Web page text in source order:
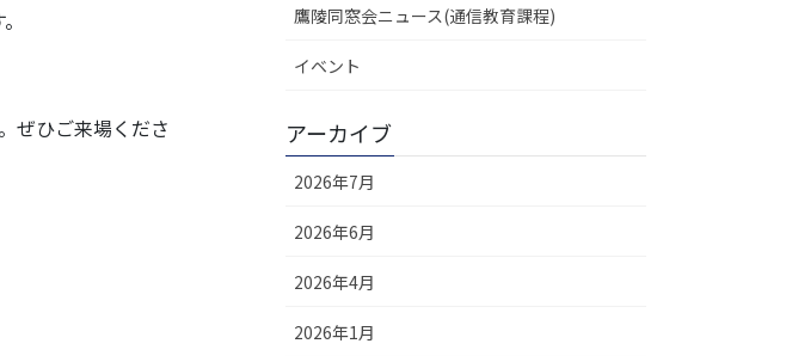
ぜひご来場くださ
鷹陵同窓会ニュース(通信教育課程)
イベント
アーカイブ
2026年7月
2026年6月
2026年4月
2026年1月